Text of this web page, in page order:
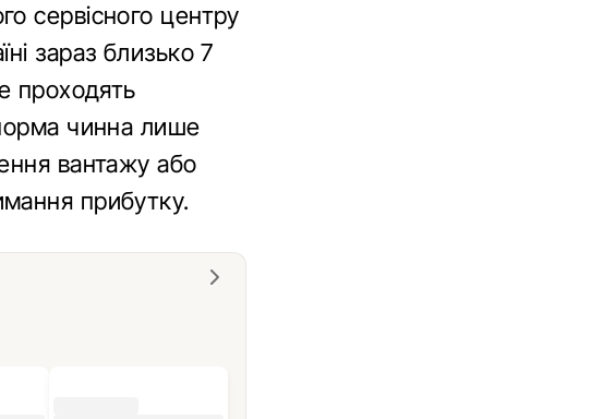
сервісного центру
зараз близько 7
проходять
чинна лише
вантажу або
прибутку.